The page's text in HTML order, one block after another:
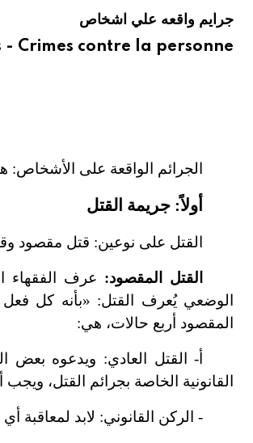
جرايم واقعه علي اشخاص
- Crimes contre la personne
الجرائم الواقعة على الأشخاص:
أولاً: جريمة القتل
القتل على نوعين: قتل مقصود
القتل المقصود: عرف الفقهاء
الوضعي يُعرف القتل: «بأنه كل
المقصود أربع حالات، هي:
-القتل العادي: ويدعوه بعض
القانونية الخاصة بجرائم القتل،
-الركن القانوني: لابد لمعاقبة